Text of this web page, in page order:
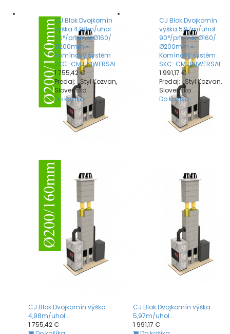
CJ Blok Dvojkomín
výška 4,98m/uhol
90°/priemer Ø160/
Ø200mm -
Komínový systém
SKC-CM UNIWERSAL
1 755,42 €
Predaj: Styl Kozvan,
Slovensko
Do košíka
CJ Blok Dvojkomín výška
4,98m/uhol...
1 755,42 €
CJ Blok Dvojkomín
výška 5,97m/uhol
90°/priemer Ø160/
Ø200mm -
Komínový systém
SKC-CM UNIWERSAL
1 991,17 €
Predaj: Styl Kozvan,
Slovensko
Do košíka
CJ Blok Dvojkomín výška
5,97m/uhol...
1 991,17 €